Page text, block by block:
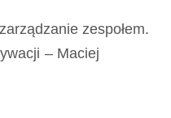
zespołem.
– Maciej